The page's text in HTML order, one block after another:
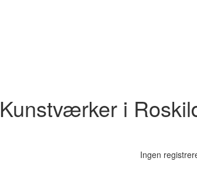
Kunstværker i
Ingen